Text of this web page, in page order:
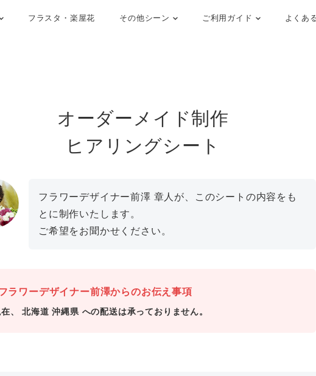
フラスタ・楽屋花 その他シーン ご利用ガイド よくあ
オーダーメイド制作
ヒアリングシート
フラワーデザイナー前澤 章人が、このシートの内容をも
とに制作いたします。
ご希望をお聞かせください。
ラワーデザイナー前澤からのお伝え事項
、 北海道 沖縄県 への配送は承っておりません。